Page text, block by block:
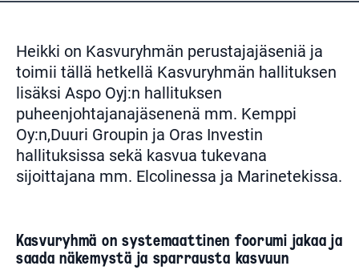
Heikki on Kasvuryhmän perustajajäseniä ja
toimii tällä hetkellä Kasvuryhmän hallituksen
lisäksi Aspo Oyj:n hallituksen
puheenjohtajanajäsenenä mm. Kemppi
Oy:n,Duuri Groupin ja Oras Investin
hallituksissa sekä kasvua tukevana
sijoittajana mm. Elcolinessa ja Marinetekissa.
Kasvuryhmä on systemaattinen foorumi jakaa ja
saada näkemystä ja sparrausta kasvuun